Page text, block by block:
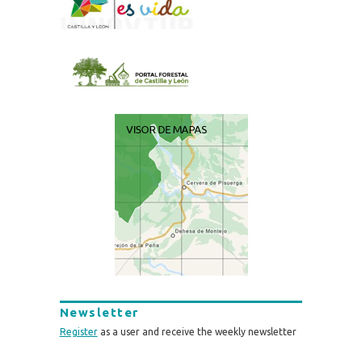
Newsletter
Registeras a user and receive the weekly newsletter